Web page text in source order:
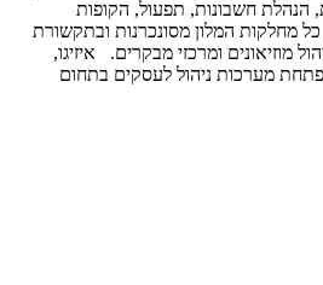
תפעול, הקופות
המלון מסונכרנות ובתקשורת
ומרכזי מבקרים. איזיגו,
ניהול לעסקים בתחום